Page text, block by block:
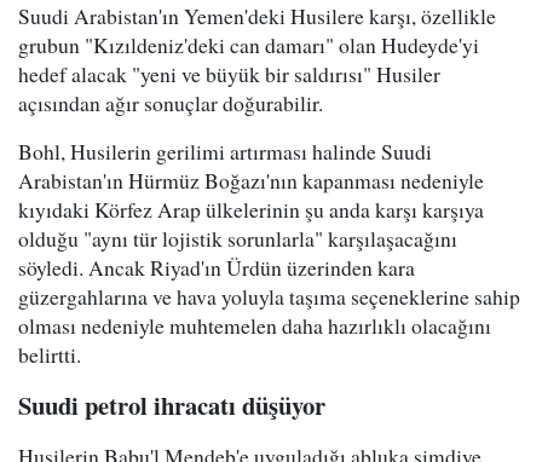
Suudi Arabistan'ın Yemen'deki Husilere karşı, özellikle
grubun "Kızıldeniz'deki can damarı" olan Hudeyde'yi
hedef alacak "yeni ve büyük bir saldırısı" Husiler
açısından ağır sonuçlar doğurabilir.
Bohl, Husilerin gerilimi artırması halinde Suudi
Arabistan'ın Hürmüz Boğazı'nın kapanması nedeniyle
kıyıdaki Körfez Arap ülkelerinin şu anda karşı karşıya
olduğu "aynı tür lojistik sorunlarla" karşılaşacağını
söyledi. Ancak Riyad'ın Ürdün üzerinden kara
güzergahlarına ve hava yoluyla taşıma seçeneklerine sahip
olması nedeniyle muhtemelen daha hazırlıklı olacağını
belirtti.
Suudi petrol ihracatı düşüyor